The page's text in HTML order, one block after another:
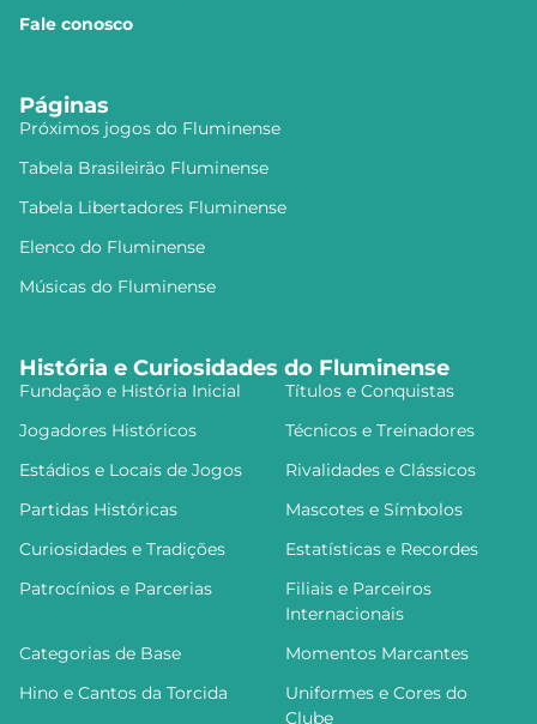
Fale conosco
Páginas
Próximos jogos do Fluminense
Tabela Brasileirão Fluminense
Tabela Libertadores Fluminense
Elenco do Fluminense
Músicas do Fluminense
História e Curiosidades do Fluminense
Fundação e História Inicial
Títulos e Conquistas
Jogadores Históricos
Técnicos e Treinadores
Estádios e Locais de Jogos
Rivalidades e Clássicos
Partidas Históricas
Mascotes e Símbolos
Curiosidades e Tradições
Estatísticas e Recordes
Patrocínios e Parcerias
Filiais e Parceiros
Internacionais
Categorias de Base
Momentos Marcantes
Hino e Cantos da Torcida
Uniformes e Cores do
Clube